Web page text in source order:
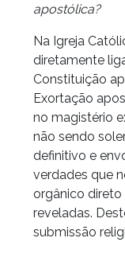
apostólica?
Na Igreja
diretamente
Constituição
Exortação
no magistério
não sendo
definitivo e
verdades que
orgânico
reveladas.
submissão